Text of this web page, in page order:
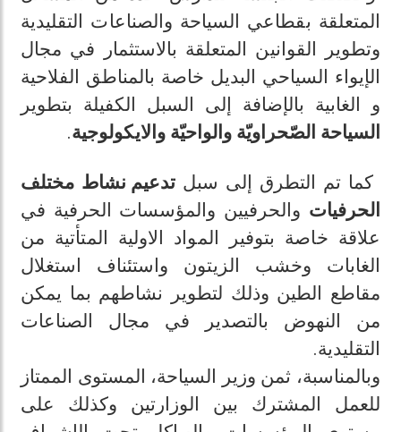
المتعلقة بقطاعي السياحة والصناعات التقليدية
وتطوير القوانين المتعلقة بالاستثمار في مجال
الإيواء السياحي البديل خاصة بالمناطق الفلاحية
و الغابية بالإضافة إلى السبل الكفيلة بتطوير
السياحة الصّحراويّة والواحيّة والايكولوجية.
كما تم التطرق إلى سبل تدعيم نشاط مختلف
الحرفيات والحرفيين والمؤسسات الحرفية في
علاقة خاصة بتوفير المواد الاولية المتأتية من
الغابات وخشب الزيتون واستئناف استغلال
مقاطع الطين وذلك لتطوير نشاطهم بما يمكن
من النهوض بالتصدير في مجال الصناعات
التقليدية.
وبالمناسبة، ثمن وزير السياحة، المستوى الممتاز
للعمل المشترك بين الوزارتين وكذلك على